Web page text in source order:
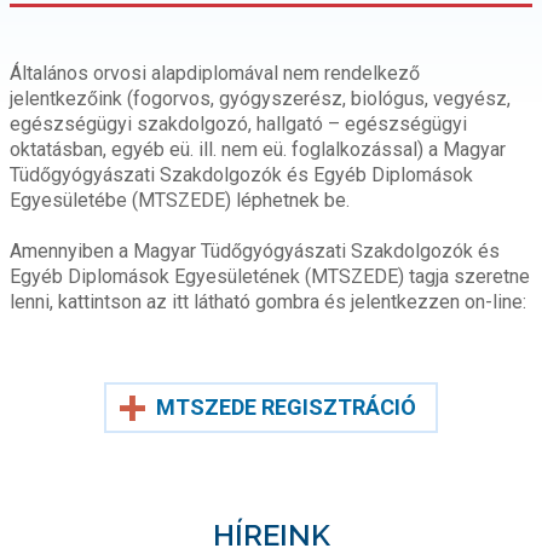
Általános orvosi alapdiplomával nem rendelkező
jelentkezőink (fogorvos, gyógyszerész, biológus, vegyész,
egészségügyi szakdolgozó, hallgató – egészségügyi
oktatásban, egyéb eü. ill. nem eü. foglalkozással) a Magyar
Tüdőgyógyászati Szakdolgozók és Egyéb Diplomások
Egyesületébe (MTSZEDE) léphetnek be.
Amennyiben a Magyar Tüdőgyógyászati Szakdolgozók és
Egyéb Diplomások Egyesületének (MTSZEDE) tagja szeretne
lenni, kattintson az itt látható gombra és jelentkezzen on-line:
MTSZEDE REGISZTRÁCIÓ
HÍREINK